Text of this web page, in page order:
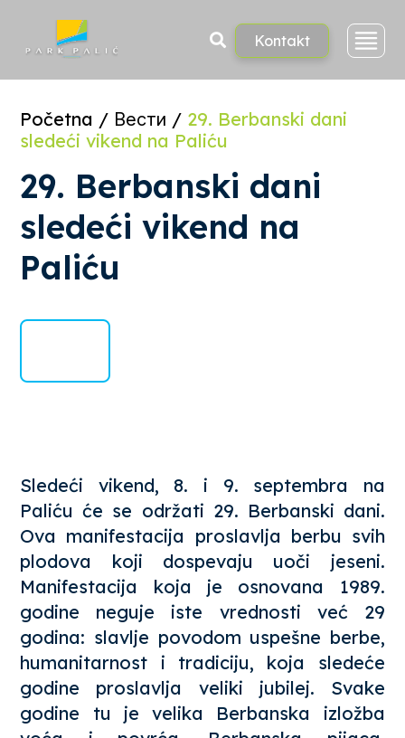
Kontakt
Početna / Вести / 29. Berbanski dani
sledeći vikend na Paliću
29. Berbanski dani
sledeći vikend na
Paliću
Sledeći vikend, 8. i 9. septembra na
Paliću će se održati 29. Berbanski dani.
Ova manifestacija proslavlja berbu svih
plodova koji dospevaju uoči jeseni.
Manifestacija koja je osnovana 1989.
godine neguje iste vrednosti već 29
godina: slavlje povodom uspešne berbe,
humanitarnost i tradiciju, koja sledeće
godine proslavlja veliki jubilej. Svake
godine tu je velika Berbanska izložba